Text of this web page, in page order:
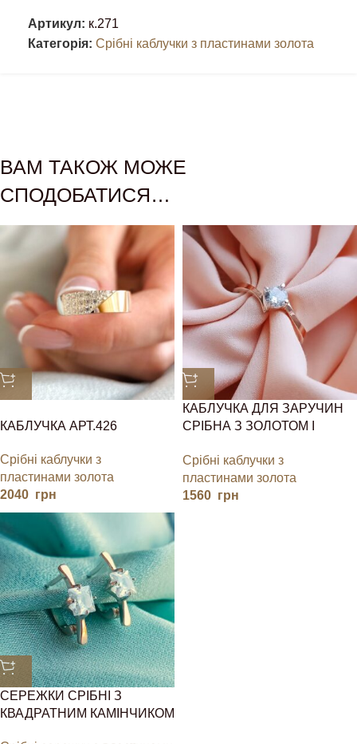
Артикул: к.271
Категорія: Срібні каблучки з пластинами золота
ВАМ ТАКОЖ МОЖЕ
СПОДОБАТИСЯ…
КАБЛУЧКА АРТ.426
Срібні каблучки з
пластинами золота
2040 грн
КАБЛУЧКА ДЛЯ ЗАРУЧИН
СРІБНА З ЗОЛОТОМ І
Срібні каблучки з
пластинами золота
1560 грн
СЕРЕЖКИ СРІБНІ З
КВАДРАТНИМ КАМІНЧИКОМ